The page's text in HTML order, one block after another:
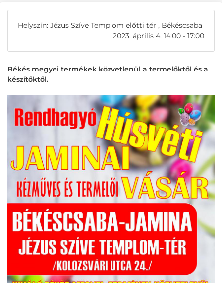
Helyszín: Jézus Szíve Templom előtti tér , Békéscsaba
2023. április 4. 14:00 - 17:00
Békés megyei termékek közvetlenül a termelőktől és a
készítőktől.